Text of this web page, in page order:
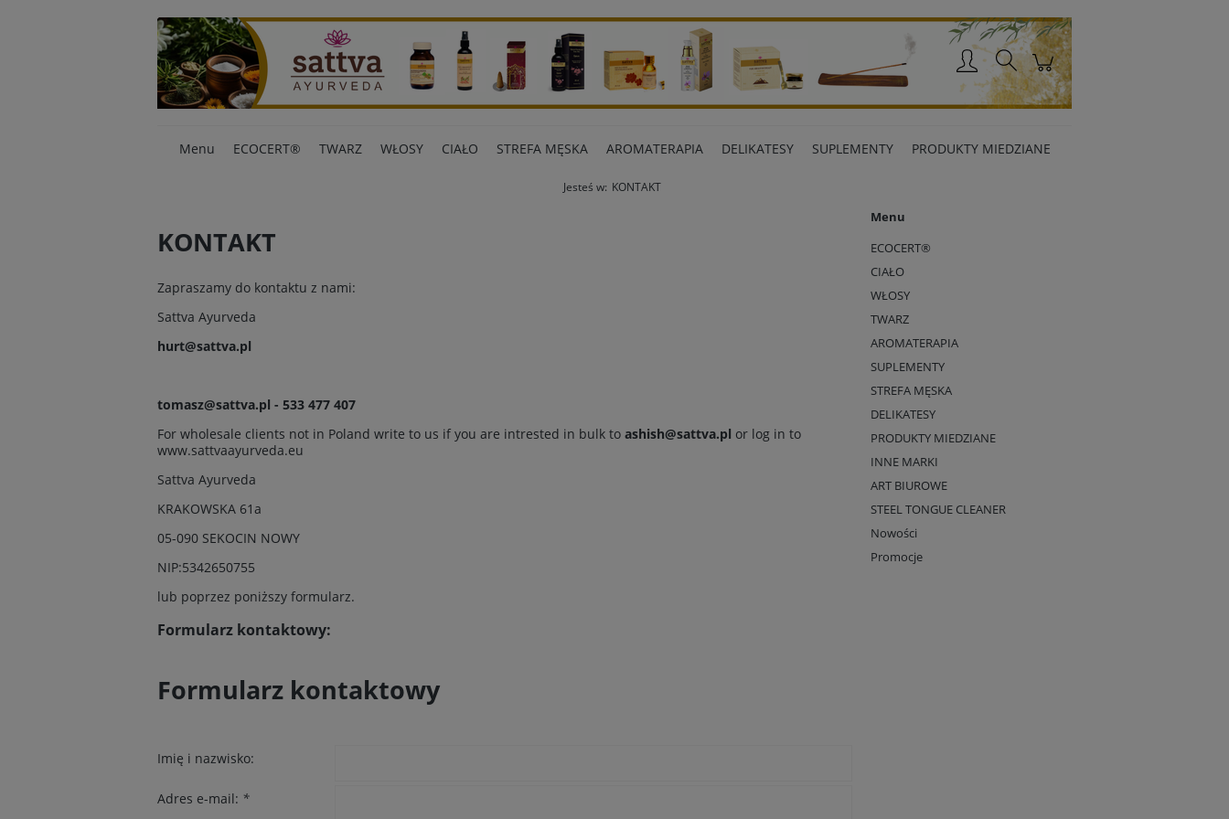
Menu ECOCERT® TWARZ WŁOSY CIAŁO STREFA MĘSKA AROMATERAPIA DELIKATESY SUPLEMENTY PRODUKTY MIEDZIANE
Jesteś w: KONTAKT
KONTAKT
Zapraszamy do kontaktu z nami:
Sattva Ayurveda
hurt@sattva.pl
tomasz@sattva.pl - 533 477 407
For wholesale clients not in Poland write to us if you are intrested in bulk to ashish@sattva.pl or log in to
www.sattvaayurveda.eu
Sattva Ayurveda
KRAKOWSKA 61a
05-090 SEKOCIN NOWY
NIP:5342650755
lub poprzez poniższy formularz.
Formularz kontaktowy:
Formularz kontaktowy
Imię i nazwisko:
Adres e-mail: *
Menu
ECOCERT®
CIAŁO
WŁOSY
TWARZ
AROMATERAPIA
SUPLEMENTY
STREFA MĘSKA
DELIKATESY
PRODUKTY MIEDZIANE
INNE MARKI
ART BIUROWE
STEEL TONGUE CLEANER
Nowości
Promocje